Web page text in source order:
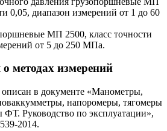
0,05, диапазон измерений от 1 до 60
МП 2500, класс точности
от 5 до 250 МПа.
о методах измерений
в документе «Манометры,
напоромеры, тягомеры
ФТ. Руководство по эксплуатации»,
2014.